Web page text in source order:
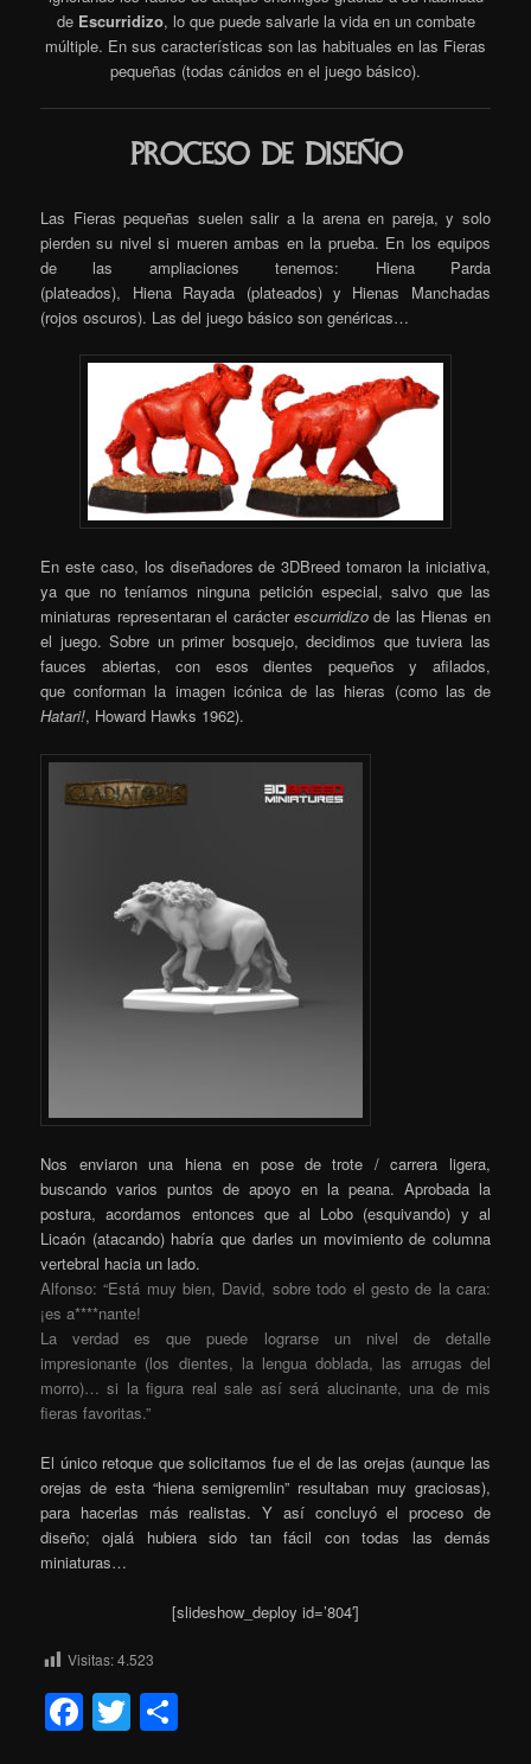
de Escurridizo, lo que puede salvarle la vida en un combate
múltiple. En sus características son las habituales en las Fieras
pequeñas (todas cánidos en el juego básico).
Proceso de Diseño
Las Fieras pequeñas suelen salir a la arena en pareja, y solo
pierden su nivel si mueren ambas en la prueba. En los equipos
de las ampliaciones tenemos: HienaParda
(plateados), HienaRayada (plateados) y Hienas Manchadas
(rojos oscuros). Las del juego básico son genéricas…
En este caso, los diseñadores de 3DBreed tomaron la iniciativa,
ya que no teníamos ninguna petición especial, salvo que las
miniaturas representaran el carácterescurridizo de las Hienas en
el juego. Sobre un primer bosquejo, decidimos que tuviera las
fauces abiertas, con esos dientes pequeños y afilados,
que conforman la imagen icónica de las hieras (como las de
Hatari!, Howard Hawks 1962).
Nos enviaron una hiena en pose de trote / carrera ligera,
buscando varios puntos de apoyo en la peana. Aprobada la
postura, acordamos entonces que al Lobo (esquivando) y al
Licaón (atacando) habría que darles un movimiento de columna
vertebral hacia un lado.
Alfonso: “Está muy bien, David, sobre todo el gesto de la cara:
¡es a****nante!
La verdad es que puede lograrse un nivel de detalle
impresionante (los dientes, la lengua doblada, las arrugas del
morro)… si la figura real sale así será alucinante, una de mis
fieras favoritas.”
El único retoque que solicitamos fue el de las orejas (aunque las
orejas de esta “hiena semigremlin” resultaban muy graciosas),
para hacerlas más realistas. Y así concluyó el proceso de
diseño; ojalá hubiera sido tan fácil con todas las demás
miniaturas…
[slideshow_deploy id=’804′]
Visitas:4.523
Facebook
Twitter